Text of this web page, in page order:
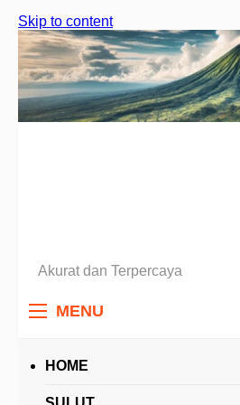
Skip to content
Berita Sulawesi Utara
Akurat dan Terpercaya
MENU
HOME
HEADLINES